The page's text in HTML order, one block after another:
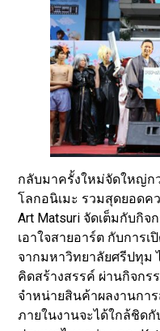
กลับมาครั้งใหม่จัดใหญ่ก
โลกอนิเมะ รวมสุดยอดค
Art Matsuri จัดเต็มกับกิ
เอาใจสายอาร์ต กับการ
จากมหาวิทยาลัยศรีปทุม
คิดสร้างสรรค์ ผ่านกิจกร
จำหน่ายสินค้าผลงานกา
ภายในงานจะได้ใกล้ชิด